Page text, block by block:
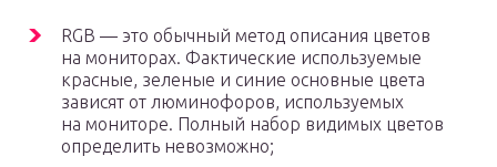
RGB — это обычный метод описания цветов
на мониторах. Фактические используемые
красные, зеленые и синие основные цвета
зависят от люминофоров, используемых
на мониторе. Полный набор видимых цветов
определить невозможно;